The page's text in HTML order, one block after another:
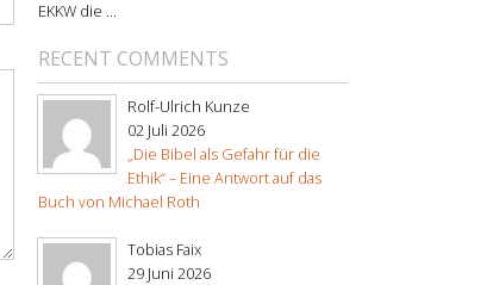
EKKW die ...
RECENT COMMENTS
Rolf-Ulrich Kunze
02 Juli 2026
„Die Bibel als Gefahr für die
Ethik“ – Eine Antwort auf das
Buch von Michael Roth
Tobias Faix
29 Juni 2026